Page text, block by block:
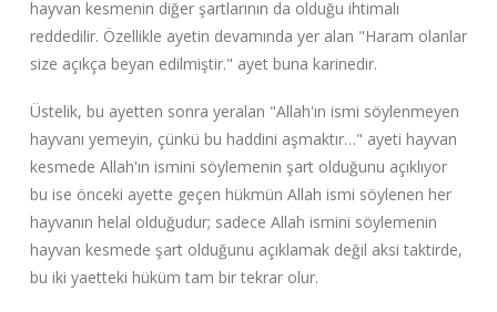
hayvan kesmenin diğer şartlarının da olduğu ihtimalı
reddedilir. Özellikle ayetin devamında yer alan "Haram olanlar
size açıkça beyan edilmiştir." ayet buna karinedir.
Üstelik, bu ayetten sonra yeralan "Allah'ın ismi söylenmeyen
hayvanı yemeyin, çünkü bu haddini aşmaktır…" ayeti hayvan
kesmede Allah'ın ismini söylemenin şart olduğunu açıklıyor
bu ise önceki ayette geçen hükmün Allah ismi söylenen her
hayvanın helal olduğudur; sadece Allah ismini söylemenin
hayvan kesmede şart olduğunu açıklamak değil aksi taktirde,
bu iki yaetteki hüküm tam bir tekrar olur.